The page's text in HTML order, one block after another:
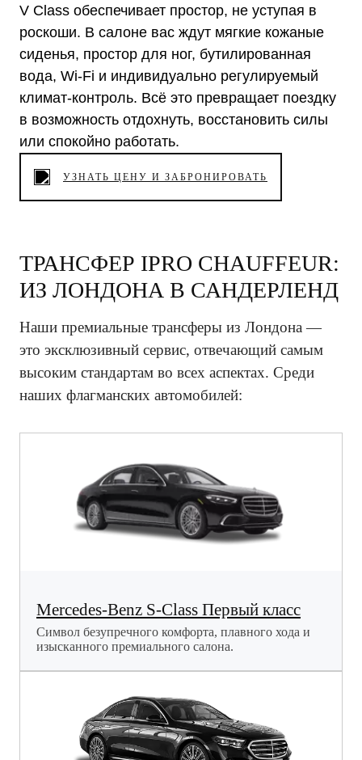
V Class обеспечивает простор, не уступая в
роскоши. В салоне вас ждут мягкие кожаные
сиденья, простор для ног, бутилированная
вода, Wi-Fi и индивидуально регулируемый
климат-контроль. Всё это превращает поездку
в возможность отдохнуть, восстановить силы
или спокойно работать.
УЗНАТЬ ЦЕНУ И ЗАБРОНИРОВАТЬ
ТРАНСФЕР IPRO CHAUFFEUR:
ИЗ ЛОНДОНА В САНДЕРЛЕНД
Наши премиальные трансферы из Лондона —
это эксклюзивный сервис, отвечающий самым
высоким стандартам во всех аспектах. Среди
наших флагманских автомобилей:
Mercedes-Benz S-Class Первый класс
Символ безупречного комфорта, плавного хода и
изысканного премиального салона.